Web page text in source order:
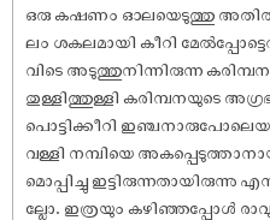
ഒരു ക‌ഷണം ഓലയെടുത്തു
ലം ശകലമായി കീറി
വിടെ അടുത്തുനിന്നിരുന്ന
തുള്ളിത്തുള്ളി കരിമ്പനയുടെ
പൊട്ടിക്കീറി
വള്ളി നമ്പിയെ
മൊപ്പിച്ചു ഇട്ടിരുന്നതായിരുന്നു
ല്ലോ. ഇത്രയും കഴിഞ്ഞപ്പോൾ